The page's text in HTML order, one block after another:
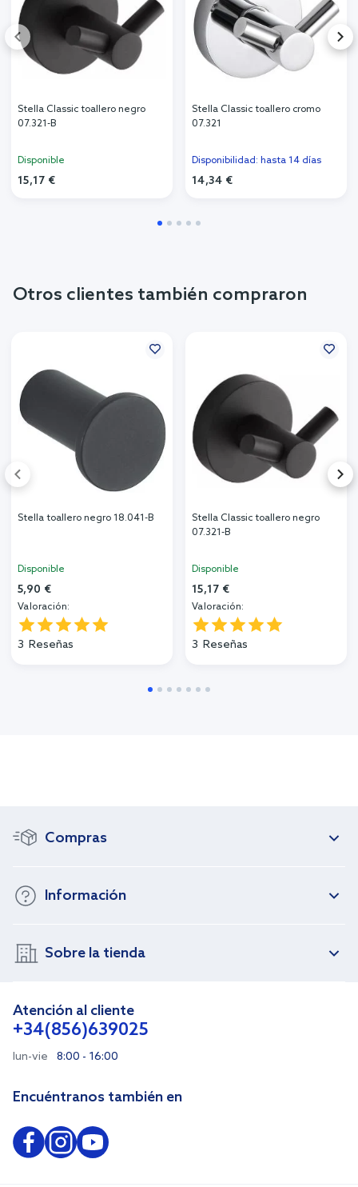
Stella Classic toallero negro
07.321-B
Disponible
15,17 €
Stella Classic toallero cromo
07.321
Disponibilidad: hasta 14 días
14,34 €
Otros clientes también compraron
Stella toallero negro 18.041-B
Disponible
5,90 €
Valoración:
3 Reseñas
Stella Classic toallero negro
07.321-B
Disponible
15,17 €
Valoración:
3 Reseñas
Compras
Información
Sobre la tienda
Atención al cliente
+34(856)639025
lun-vie 8:00 - 16:00
Encuéntranos también en